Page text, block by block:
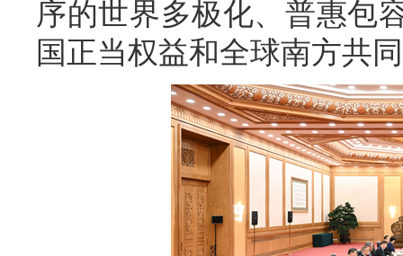
序的世界多极化、普惠包
国正当权益和全球南方共